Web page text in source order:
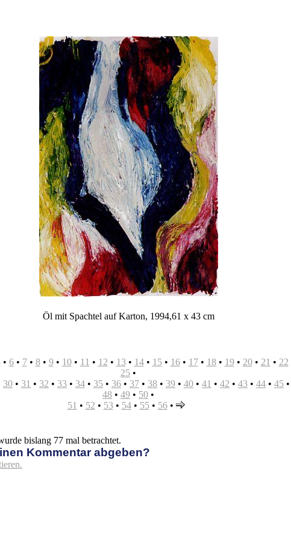
Öl mit Spachtel auf Karton, 1994,61 x 43 cm
• 6• 7• 8• 9• 10• 11 • 12 • 13• 14• 15• 16• 17• 18• 19• 20• 21 • 22
25 •
30 • 31 • 32 • 33 • 34 • 35 • 36 • 37 • 38 • 39 • 40 • 41 • 42 • 43 • 44 • 45 •
48 • 49 • 50 •
51 • 52 • 53• 54• 55• 56•
bislang 77 mal betrachtet.
Kommentar abgeben?